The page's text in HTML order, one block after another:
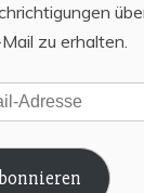
zu erhalten.